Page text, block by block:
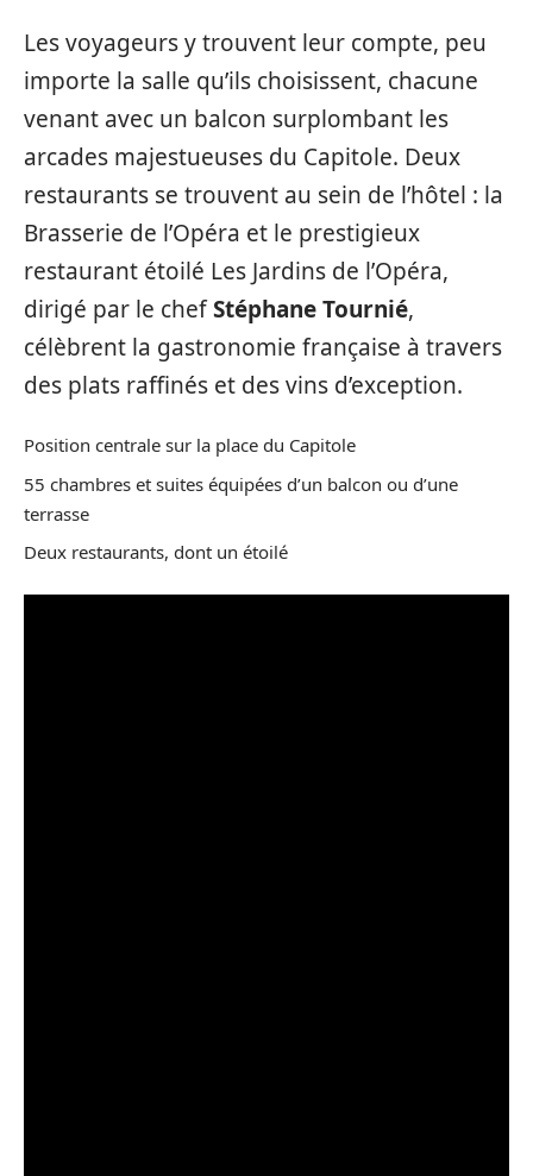
Les voyageurs y trouvent leur compte, peu
importe la salle qu’ils choisissent, chacune
venant avec un balcon surplombant les
arcades majestueuses du Capitole. Deux
restaurants se trouvent au sein de l’hôtel : la
Brasserie de l’Opéra et le prestigieux
restaurant étoilé Les Jardins de l’Opéra,
dirigé par le chefStéphane Tournié,
célèbrent la gastronomie française à travers
des plats raffinés et des vins d’exception.
Position centrale sur la place du Capitole
55 chambres et suites équipées d’un balcon ou d’une
terrasse
Deux restaurants, dont un étoilé